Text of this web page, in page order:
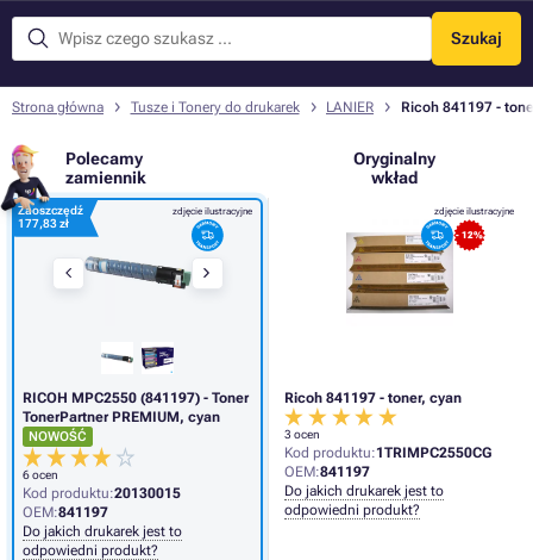
Szukaj
Menu
Strona główna Tusze i Tonery do drukarek LANIER Ricoh 841197 -
Polecamy
zamiennik
Oryginalny
wkład
zdjęcie ilustracyjne
- 12%
Ricoh 841197 - toner, cyan
3 ocen
Kod produktu:1TRIMPC2550CG
OEM:841197
Do jakich drukarek jest to
odpowiedni produkt?
zdjęcie ilustracyjne
Zaoszczędź
177,83 zł
RICOH MPC2550 (841197) - Toner
TonerPartner PREMIUM, cyan
NOWOŚĆ
6 ocen
Kod produktu:20130015
OEM:841197
Do jakich drukarek jest to
odpowiedni produkt?